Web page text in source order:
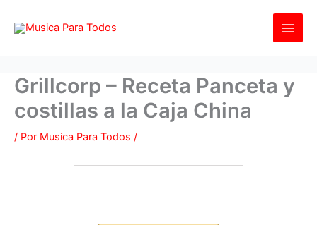
Grillcorp – Receta Panceta y
costillas a la Caja China
/ Por Musica Para Todos /